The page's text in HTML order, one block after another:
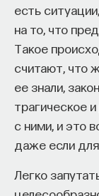
есть
на то, что
Такое
считают, что
ее знали,
трагическое
с ними, и это
даже если
Легко